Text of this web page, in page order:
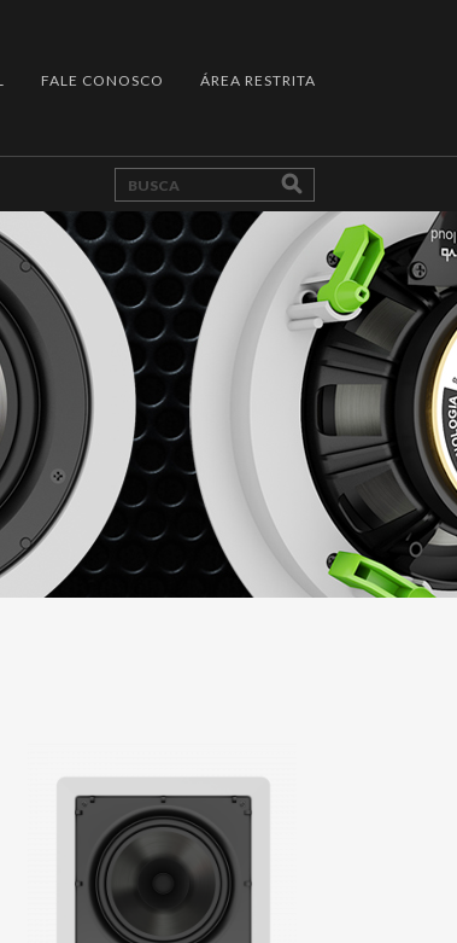
FALE CONOSCO ÁREA RESTRITA